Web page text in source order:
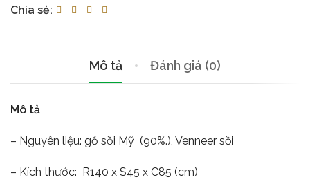
Chia sẻ:
Mô tả Đánh giá (0)
Mô tả
– Nguyên liệu: gỗ sồi Mỹ (90%.), Venneer sồi
– Kích thước: R140 x S45 x C85 (cm)